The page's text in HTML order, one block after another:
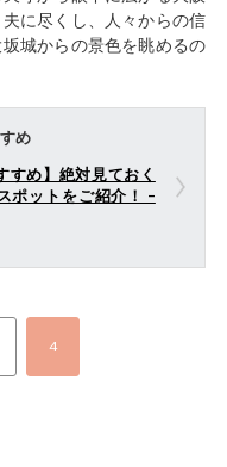
に尽くし、人々からの信
城からの景色を眺めるの
め
すめ】絶対見ておく
ポットをご紹介！ –
4